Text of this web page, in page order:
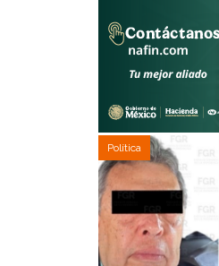
Política